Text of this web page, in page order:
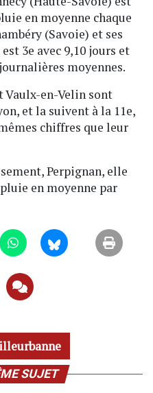
en moyenne chaque
(Savoie) et ses
3e avec 9,10 jours et
moyennes.
Vaulx-en-Velin sont
et la suivent à la 11e,
chiffres que leur
Perpignan, elle
en moyenne par
SUJET